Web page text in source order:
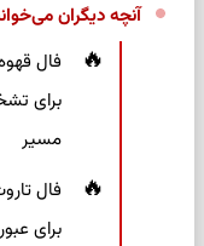
آنچه دیگران
برای
مسیر
برای